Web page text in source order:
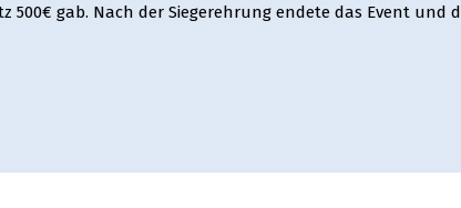
gab. Nach der Siegerehrung endete das Event und